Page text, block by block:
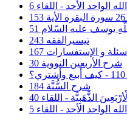
تيسيرالفقه 243
و الإستفسارات 167
شرح الأربعين النووية 30
شرح السُّنَّة 184
الذَّهَبِيَّة - اللقاء 40